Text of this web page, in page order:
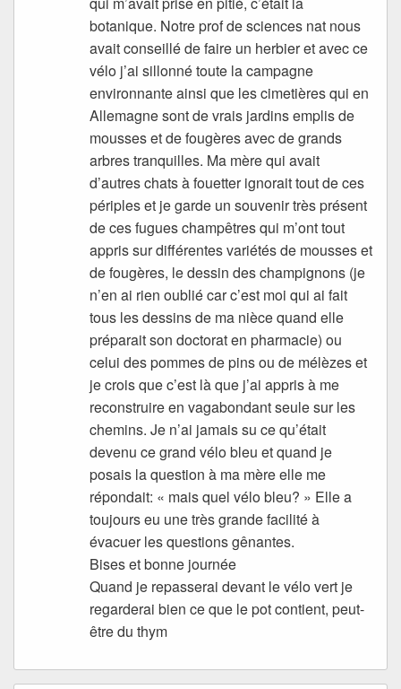
botanique. Notre prof de sciences nat nous
avait conseillé de faire un herbier et avec ce
vélo j’ai sillonné toute la campagne
environnante ainsi que les cimetières qui en
Allemagne sont de vrais jardins emplis de
mousses et de fougères avec de grands
arbres tranquilles. Ma mère qui avait
d’autres chats à fouetter ignorait tout de ces
périples et je garde un souvenir très présent
de ces fugues champêtres qui m’ont tout
appris sur différentes variétés de mousses et
de fougères, le dessin des champignons (je
n’en ai rien oublié car c’est moi qui ai fait
tous les dessins de ma nièce quand elle
préparait son doctorat en pharmacie) ou
celui des pommes de pins ou de mélèzes et
je crois que c’est là que j’ai appris à me
reconstruire en vagabondant seule sur les
chemins. Je n’ai jamais su ce qu’était
devenu ce grand vélo bleu et quand je
posais la question à ma mère elle me
répondait: « mais quel vélo bleu? » Elle a
toujours eu une très grande facilité à
évacuer les questions gênantes.
Bises et bonne journée
Quand je repasserai devant le vélo vert je
regarderai bien ce que le pot contient, peut-
être du thym